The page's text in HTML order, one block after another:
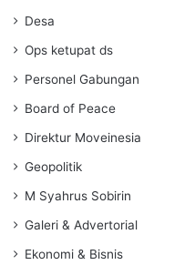
Desa
Ops ketupat ds
Personel Gabungan
Board of Peace
Direktur Moveinesia
Geopolitik
M Syahrus Sobirin
Galeri & Advertorial
Ekonomi & Bisnis